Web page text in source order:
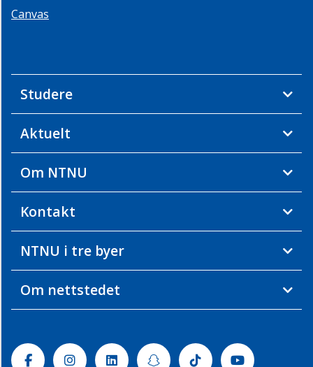
Økonomi-
Forskning
Ph.d./forskerutdanning
Samarbeidsforum
oss
Bærekraft
Marin
infrastruktur
Canvas
Studere
Aktuelt
Om NTNU
Kontakt
NTNU i tre byer
Om nettstedet
FacebookInstagramLinkedinSnapchatTiktok Youtube